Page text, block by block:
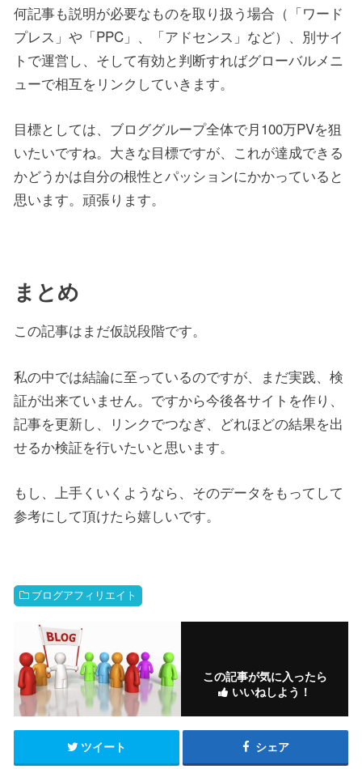
何記事も説明が必要なものを取り扱う場合（「ワード
プレス」や「PPC」、「アドセンス」など）、別サイ
トで運営し、そして有効と判断すればグローバルメニ
ューで相互をリンクしていきます。
目標としては、ブロググループ全体で月100万PVを狙
いたいですね。大きな目標ですが、これが達成できる
かどうかは自分の根性とパッションにかかっていると
思います。頑張ります。
まとめ
この記事はまだ仮説段階です。
私の中では結論に至っているのですが、まだ実践、検
証が出来ていません。ですから今後各サイトを作り、
記事を更新し、リンクでつなぎ、どれほどの結果を出
せるか検証を行いたいと思います。
もし、上手くいくようなら、そのデータをもってして
参考にして頂けたら嬉しいです。
ブログアフィリエイト
この記事が気に入ったら
いいねしよう！
ツイート シェア